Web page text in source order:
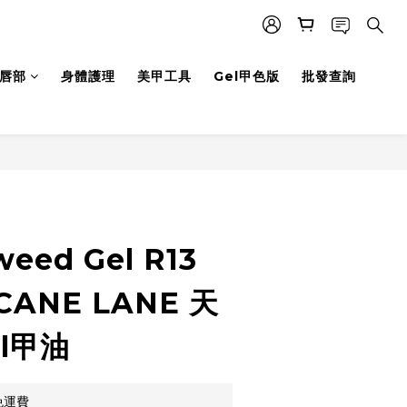
部 身體護理 美甲工具 Gel甲色版 批發查詢
Gel R13
LANE 天
油
費